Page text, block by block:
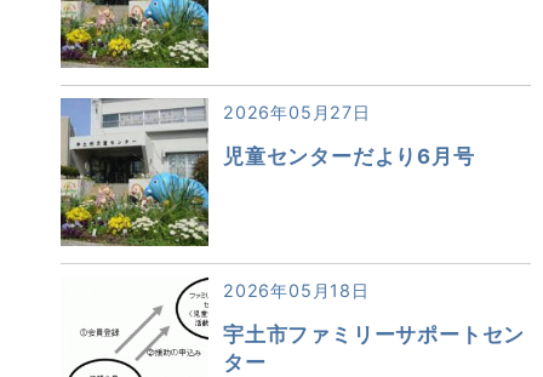
2026年05月27日
児童センターだより6月号
2026年05月18日
宇土市ファミリーサポートセン
ター